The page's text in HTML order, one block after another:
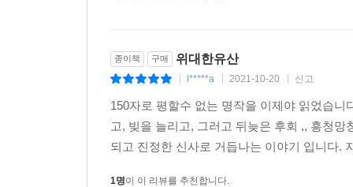
종이책 구매 위대한유산
l*****a 2021-10-20 신고
150자로 평할수 없는 명작을 이제야 읽었습
고, 빚을 늘리고, 그러고 뒤늦은 후회 ,, 흥청
되고 진정한 신사로 거듭나는 이야기 입니다.
1명이 이 리뷰를 추천합니다.